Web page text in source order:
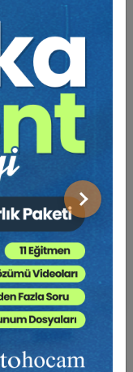
Sonraki
Başkan
Video İzle